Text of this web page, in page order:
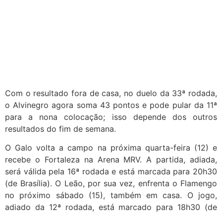
Com o resultado fora de casa, no duelo da 33ª rodada,
o Alvinegro agora soma 43 pontos e pode pular da 11ª
para a nona colocação; isso depende dos outros
resultados do fim de semana.
O Galo volta a campo na próxima quarta-feira (12) e
recebe o Fortaleza na Arena MRV. A partida, adiada,
será válida pela 16ª rodada e está marcada para 20h30
(de Brasília). O Leão, por sua vez, enfrenta o Flamengo
no próximo sábado (15), também em casa. O jogo,
adiado da 12ª rodada, está marcado para 18h30 (de